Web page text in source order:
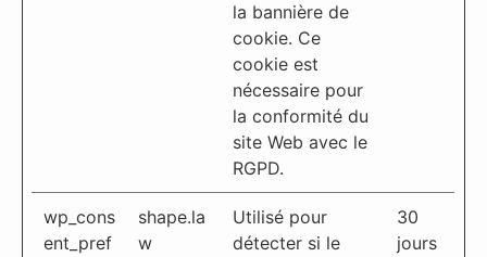
la bannière de
cookie. Ce
cookie est
nécessaire pour
la conformité du
site Web avec le
RGPD.
wp_cons
ent_pref
shape.la
w
Utilisé pour
détecter si le
30
jours